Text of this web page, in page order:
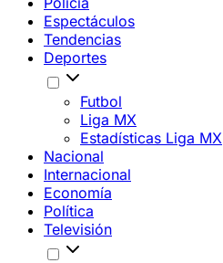
Espectáculos
Tendencias
Deportes
Futbol
Liga MX
Estadísticas Liga MX
Nacional
Internacional
Economía
Política
Televisión